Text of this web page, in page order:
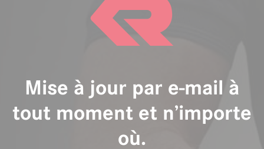
Mise à jour par e-mail à
tout moment et n’importe
où.